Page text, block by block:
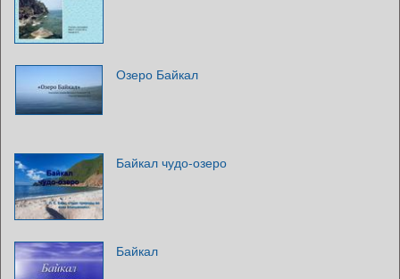
Озеро Байкал
Байкал чудо-озеро
Байкал